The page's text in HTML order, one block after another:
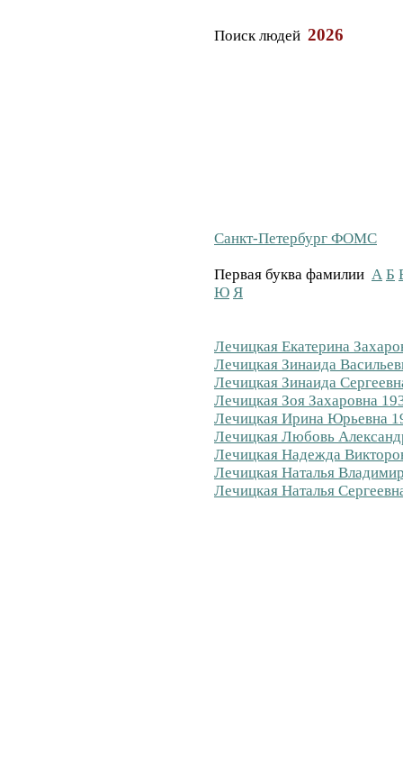
Поиск людей 2026
Санкт-Петербург ФОМС
Первая буква фамилии А Б
Ю Я
Лечицкая Екатерина
Лечицкая Зинаида
Лечицкая Зинаида
Лечицкая Зоя Захаровна
Лечицкая Ирина Юрьевна
Лечицкая Любовь
Лечицкая Надежда
Лечицкая Наталья
Лечицкая Наталья